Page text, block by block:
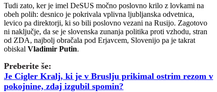
Tudi zato, ker je imel DeSUS močno poslovno krilo z lovkami na
obeh polih: desnico je pokrivala vplivna ljubljanska odvetnica,
levico pa direktorji, ki so bili poslovno vezani na Rusijo. Zagotovo
ni naključje, da se je slovenska zunanja politika proti vzhodu, stran
od ZDA, najbolj obračala pod Erjavcem, Slovenijo pa je takrat
obiskal Vladimir Putin.
Preberite še:
Je Cigler Kralj, ki je v Bruslju prikimal ostrim rezom v
pokojnine, zdaj izgubil spomin?